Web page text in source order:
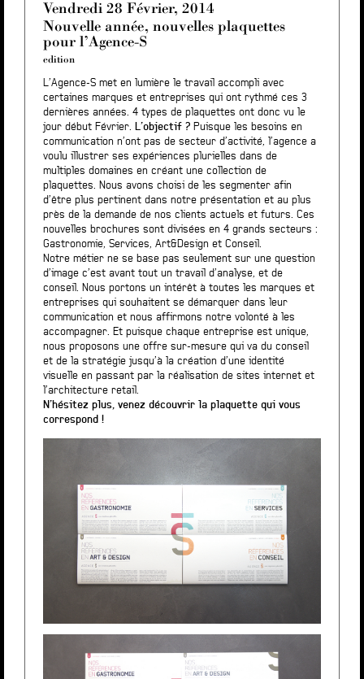
Vendredi 28 Février, 2014
Nouvelle année, nouvelles plaquettes
pour l’Agence-S
edition
L’Agence-S met en lumière le travail accompli avec
certaines marques et entreprises qui ont rythmé ces 3
dernières années. 4 types de plaquettes ont donc vu le
jour début Février. L’objectif ? Puisque les besoins en
communication n’ont pas de secteur d’activité, l’agence a
voulu illustrer ses expériences plurielles dans de
multiples domaines en créant une collection de
plaquettes. Nous avons choisi de les segmenter afin
d’être plus pertinent dans notre présentation et au plus
près de la demande de nos clients actuels et futurs. Ces
nouvelles brochures sont divisées en 4 grands secteurs :
Gastronomie, Services, Art&Design et Conseil.
Notre métier ne se base pas seulement sur une question
d’image c’est avant tout un travail d’analyse, et de
conseil. Nous portons un intérêt à toutes les marques et
entreprises qui souhaitent se démarquer dans leur
communication et nous affirmons notre volonté à les
accompagner. Et puisque chaque entreprise est unique,
nous proposons une offre sur-mesure qui va du conseil
et de la stratégie jusqu’à la création d’une identité
visuelle en passant par la réalisation de sites internet et
l’architecture retail.
N’hésitez plus, venez découvrir la plaquette qui vous
correspond !